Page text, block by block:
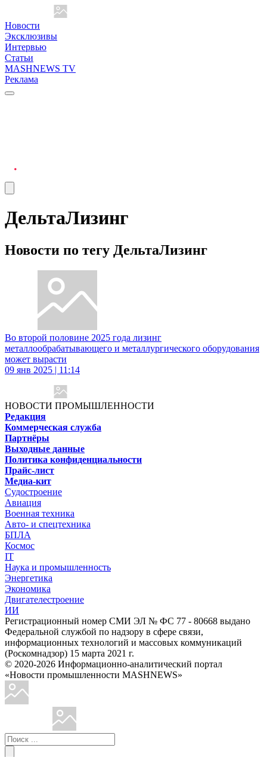
Новости
Эксклюзивы
Интервью
Статьи
MASHNEWS TV
Реклама
ДельтаЛизинг
Новости по тегу ДельтаЛизинг
Во второй половине 2025 года лизинг
металлообрабатывающего и металлургического оборудования
может вырасти
09 янв 2025 | 11:14
НОВОСТИ ПРОМЫШЛЕННОСТИ
Редакция
Коммерческая служба
Партнёры
Выходные данные
Политика конфиденциальности
Прайс-лист
Медиа-кит
Судостроение
Авиация
Военная техника
Авто- и спецтехника
БПЛА
Космос
IT
Наука и промышленность
Энергетика
Экономика
Двигателестроение
ИИ
Регистрационный номер СМИ ЭЛ № ФС 77 - 80668 выдано
Федеральной службой по надзору в сфере связи,
информационных технологий и массовых коммуникаций
(Роскомнадзор) 15 марта 2021 г.
© 2020-2026 Информационно-аналитический портал
«Новости промышленности MASHNEWS»